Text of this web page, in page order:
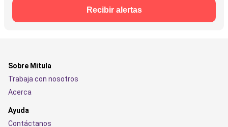
Recibir alertas
Sobre Mitula
Trabaja con nosotros
Acerca
Ayuda
Contáctanos